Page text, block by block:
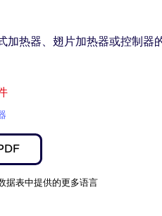
加热器、翅片加热器或控制器
据表中提供的更多语言